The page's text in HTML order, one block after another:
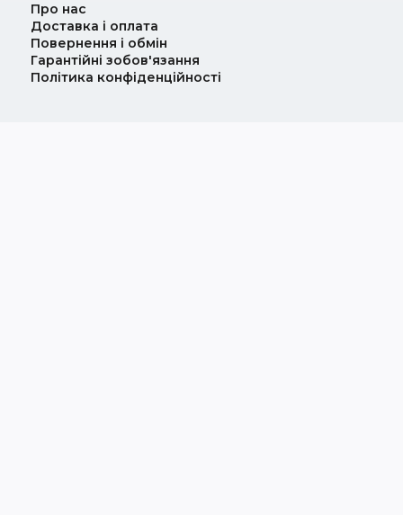
Про нас
Доставка і оплата
Повернення і обмін
Гарантійні зобов'язання
Політика конфіденційності